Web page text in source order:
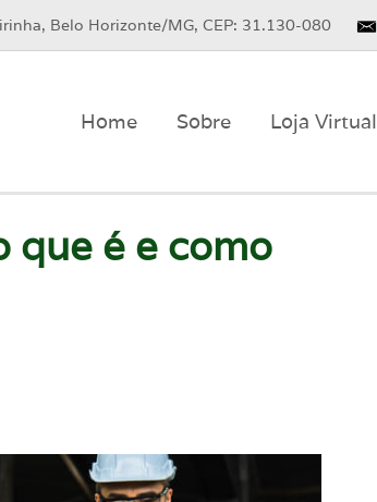
Belo Horizonte/MG, CEP: 31.130-080
Home Sobre Loja Virtual
que é e como